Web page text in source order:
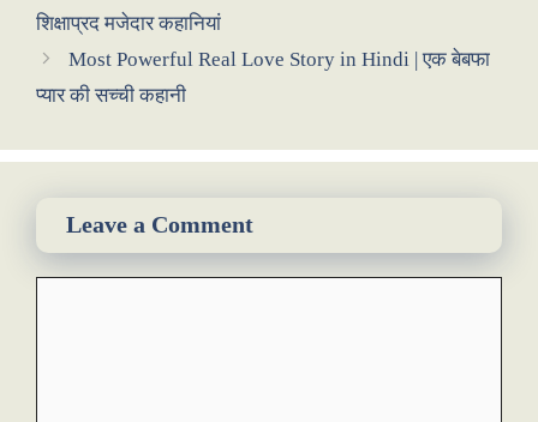
शिक्षाप्रद मजेदार कहानियां
Most Powerful Real Love Story in Hindi | एक बेबफा
प्यार की सच्ची कहानी
Leave a Comment